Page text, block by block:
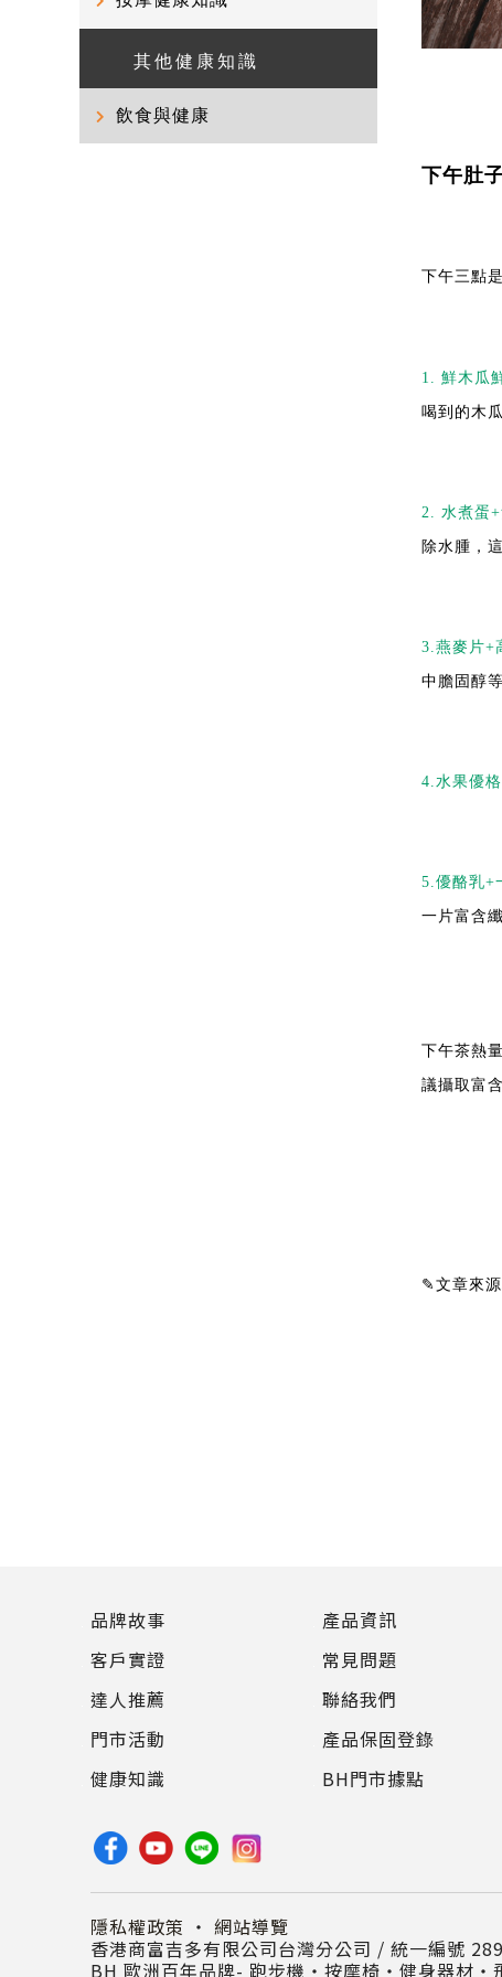
其他健康知識
飲食與健康
下午肚
下午三點
1. 鮮木瓜
喝到的木
2. 水煮蛋+
除水腫，
3.燕麥片+
中膽固醇
4.水果優格
5.優酪乳+
一片富含
下午茶熱
議攝取富
✎文章來
品牌故事
客戶實證
達人推薦
門市活動
健康知識
產品資訊
常見問題
聯絡我們
產品保固登錄
BH門市據點
隱私權政策 ・ 網站導覽
香港商富吉多有限公司台灣分公司 / 統一編號
BH 歐洲百年品牌- 跑步機‧按摩椅‧健身器材‧